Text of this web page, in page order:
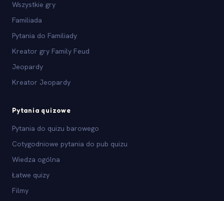
Wszystkie gry
Familiada
Pytania do Familiady
Kreator gry Family Feud
Jeopardy
Kreator Jeopardy
Pytania quizowe
Pytania do quizu barowego
Cotygodniowe pytania do pub quizu
Wiedza ogólna
Łatwe quizy
Filmy